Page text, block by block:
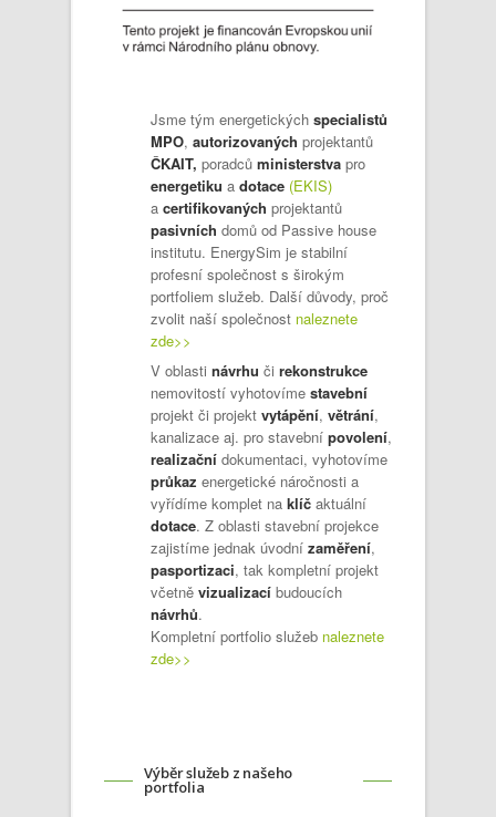
Jsme tým energetických specialistů
MPO, autorizovaných projektantů
ČKAIT, poradců ministerstva pro
energetiku a dotace (EKIS)
a certifikovaných projektantů
pasivních domů od Passive house
institutu. EnergySim je stabilní
profesní společnost s širokým
portfoliem služeb. Další důvody, proč
zvolit naší společnost naleznete
zde>>
V oblasti návrhu či rekonstrukce
nemovitostí vyhotovíme stavební
projekt či projekt vytápění, větrání,
kanalizace aj. pro stavební povolení,
realizační dokumentaci, vyhotovíme
průkaz energetické náročnosti a
vyřídíme komplet na klíč aktuální
dotace. Z oblasti stavební projekce
zajistíme jednak úvodní zaměření,
pasportizaci, tak kompletní projekt
včetně vizualizací budoucích
návrhů.
Kompletní portfolio služeb naleznete
zde>>
Výběr služeb z našeho
portfolia